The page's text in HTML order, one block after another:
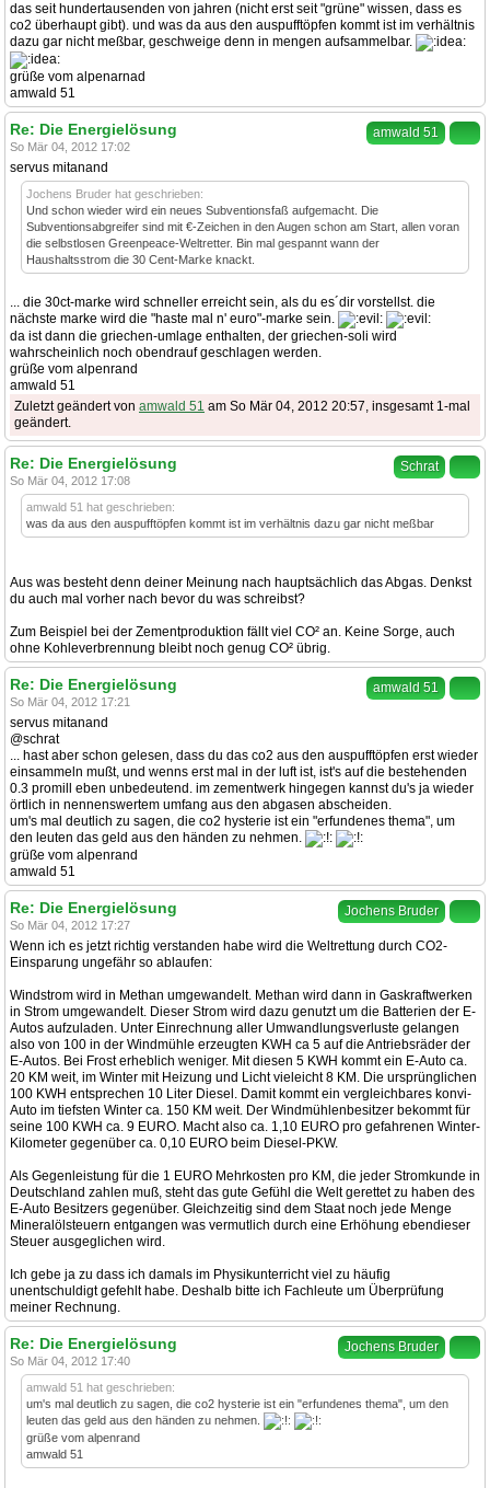
das seit hundertausenden von jahren (nicht erst seit "grüne" wissen, dass es
co2 überhaupt gibt). und was da aus den auspufftöpfen kommt ist im verhältnis
dazu gar nicht meßbar, geschweige denn in mengen aufsammelbar.
grüße vom alpenarnad
amwald 51
amwald 51
Re: Die Energielösung
So Mär 04, 2012 17:02
servus mitanand
Jochens Bruder hat geschrieben:
Und schon wieder wird ein neues Subventionsfaß aufgemacht. Die
Subventionsabgreifer sind mit €-Zeichen in den Augen schon am Start, allen voran
die selbstlosen Greenpeace-Weltretter. Bin mal gespannt wann der
Haushaltsstrom die 30 Cent-Marke knackt.
... die 30ct-marke wird schneller erreicht sein, als du es´dir vorstellst. die
nächste marke wird die "haste mal n' euro"-marke sein.
da ist dann die griechen-umlage enthalten, der griechen-soli wird
wahrscheinlich noch obendrauf geschlagen werden.
grüße vom alpenrand
amwald 51
Zuletzt geändert von amwald 51 am So Mär 04, 2012 20:57, insgesamt 1-mal
geändert.
Schrat
Re: Die Energielösung
So Mär 04, 2012 17:08
amwald 51 hat geschrieben:
was da aus den auspufftöpfen kommt ist im verhältnis dazu gar nicht meßbar
Aus was besteht denn deiner Meinung nach hauptsächlich das Abgas. Denkst
du auch mal vorher nach bevor du was schreibst?
Zum Beispiel bei der Zementproduktion fällt viel CO² an. Keine Sorge, auch
ohne Kohleverbrennung bleibt noch genug CO² übrig.
amwald 51
Re: Die Energielösung
So Mär 04, 2012 17:21
servus mitanand
@schrat
... hast aber schon gelesen, dass du das co2 aus den auspufftöpfen erst wieder
einsammeln mußt, und wenns erst mal in der luft ist, ist's auf die bestehenden
0.3 promill eben unbedeutend. im zementwerk hingegen kannst du's ja wieder
örtlich in nennenswertem umfang aus den abgasen abscheiden.
um's mal deutlich zu sagen, die co2 hysterie ist ein "erfundenes thema", um
den leuten das geld aus den händen zu nehmen.
grüße vom alpenrand
amwald 51
Jochens Bruder
Re: Die Energielösung
So Mär 04, 2012 17:27
Wenn ich es jetzt richtig verstanden habe wird die Weltrettung durch CO2-
Einsparung ungefähr so ablaufen:
Windstrom wird in Methan umgewandelt. Methan wird dann in Gaskraftwerken
in Strom umgewandelt. Dieser Strom wird dazu genutzt um die Batterien der E-
Autos aufzuladen. Unter Einrechnung aller Umwandlungsverluste gelangen
also von 100 in der Windmühle erzeugten KWH ca 5 auf die Antriebsräder der
E-Autos. Bei Frost erheblich weniger. Mit diesen 5 KWH kommt ein E-Auto ca.
20 KM weit, im Winter mit Heizung und Licht vieleicht 8 KM. Die ursprünglichen
100 KWH entsprechen 10 Liter Diesel. Damit kommt ein vergleichbares konvi-
Auto im tiefsten Winter ca. 150 KM weit. Der Windmühlenbesitzer bekommt für
seine 100 KWH ca. 9 EURO. Macht also ca. 1,10 EURO pro gefahrenen Winter-
Kilometer gegenüber ca. 0,10 EURO beim Diesel-PKW.
Als Gegenleistung für die 1 EURO Mehrkosten pro KM, die jeder Stromkunde in
Deutschland zahlen muß, steht das gute Gefühl die Welt gerettet zu haben des
E-Auto Besitzers gegenüber. Gleichzeitig sind dem Staat noch jede Menge
Mineralölsteuern entgangen was vermutlich durch eine Erhöhung ebendieser
Steuer ausgeglichen wird.
Ich gebe ja zu dass ich damals im Physikunterricht viel zu häufig
unentschuldigt gefehlt habe. Deshalb bitte ich Fachleute um Überprüfung
meiner Rechnung.
Jochens Bruder
Re: Die Energielösung
So Mär 04, 2012 17:40
amwald 51 hat geschrieben:
um's mal deutlich zu sagen, die co2 hysterie ist ein "erfundenes thema", um den
leuten das geld aus den händen zu nehmen.
grüße vom alpenrand
amwald 51